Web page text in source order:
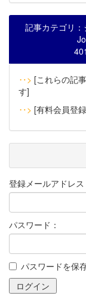
記事カテゴリ
‥> [これらの記
す]
‥> [有料会員登
登録メールアドレス
パスワード：
パスワードを保